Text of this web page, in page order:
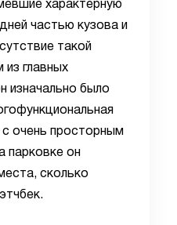
характерную
частью кузова и
такой
из главных
изначально было
очень просторным
парковке он
сколько